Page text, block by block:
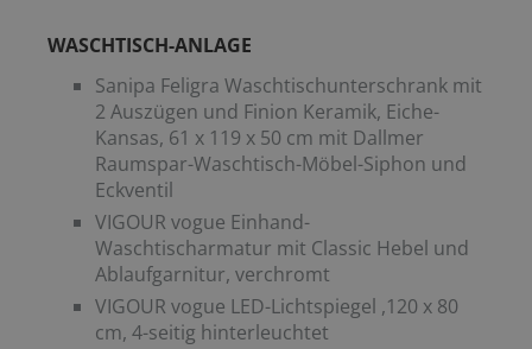
WASCHTISCH-ANLAGE
Sanipa Feligra Waschtischunterschrank mit
2 Auszügen und Finion Keramik, Eiche-
Kansas, 61 x 119 x 50 cm mit Dallmer
Raumspar-Waschtisch-Möbel-Siphon und
Eckventil
VIGOUR vogue Einhand-
Waschtischarmatur mit Classic Hebel und
Ablaufgarnitur, verchromt
VIGOUR vogue LED-Lichtspiegel ,120 x 80
cm, 4-seitig hinterleuchtet